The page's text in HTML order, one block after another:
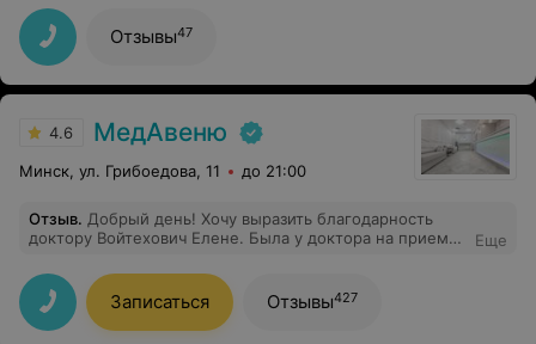
пациентов). И стоит это 45р. Т. Е. я пришла на УЗИ,
мне сказали, что необходимо его сделать, но не
сделали и за это заплатить нужно 45р. Ах да, нужно
прийти на УЗИ и повторную консультация и за это ещё
раз ЗАПЛАТИТЬ. Не ходите в данное учреждение,
Отзывы47
4.6 МедАвеню
Минск, ул. Грибоедова, 11 до 21:00
Отзыв. Добрый день! Хочу выразить благодарность
доктору Войтехович Елене. Была у доктора на приеме,
внимательными. У доктора отлично получилось
донести до меня ответы на мои вопросы, я морально
успокоилась благодаря консультации с Еленой В. и
"навела порядок" в голове. Спасибо доктору!
Еще
Записаться Отзывы427